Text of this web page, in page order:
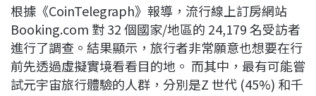
根據《CoinTelegraph》報導，流行線上訂房網站
Booking.com 對 32 個國家/地區的 24,179 名受訪者
進行了調查。結果顯示，旅行者非常願意也想要在行
前先透過虛擬實境看看目的地。 而其中，最有可能嘗
試元宇宙旅行體驗的人群，分別是Z 世代 (45%) 和千